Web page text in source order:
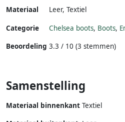
Materiaal
Leer, Textiel
Categorie Chelsea boots, Boots,
Beoordeling 3.3 / 10 (3 stemmen)
Samenstelling
Materiaal binnenkant Textiel